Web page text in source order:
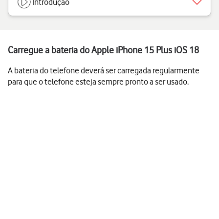
Introdução
Carregue a bateria do Apple iPhone 15 Plus iOS 18
A bateria do telefone deverá ser carregada regularmente
para que o telefone esteja sempre pronto a ser usado.